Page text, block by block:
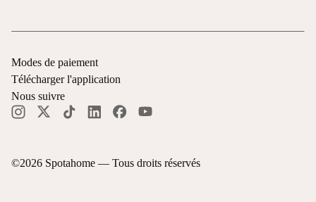
©2026 Spotahome — Tous droits réservés
Modes de paiement
Télécharger l'application
Nous suivre